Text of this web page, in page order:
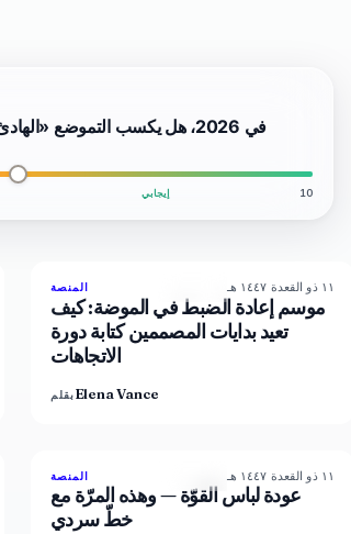
في 2026، هل يكسب التموضع
إيجابي 10
88% 72 المنصة ١١ ذو القعدة ١٤٤٧ هـ
موسم إعادة الضبط في الموضة: كيف
تعيد بدايات المصممين كتابة دورة
الاتجاهات
بقلمElena Vance
86% 62 المنصة ١١ ذو القعدة ١٤٤٧ هـ
عودة لباس القوّة — وهذه المرّة مع
خطّ سردي